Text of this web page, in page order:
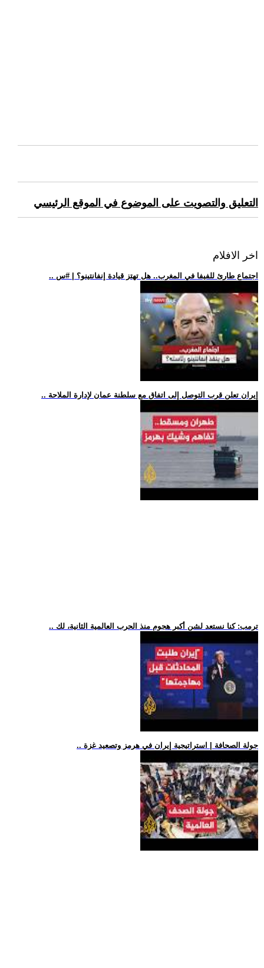
التعليق والتصويت على الموضوع في الموقع الرئيسي
اخر الافلام
.. اجتماع طارئ للفيفا في المغرب.. هل تهتز قيادة إنفانتينو؟ | #س
.. إيران تعلن قرب التوصل إلى اتفاق مع سلطنة عمان لإدارة الملاحة
.. ترمب: كنا نستعد لشن أكبر هجوم منذ الحرب العالمية الثانية، لك
.. جولة الصحافة | استراتيجية إيران في هرمز وتصعيد غزة